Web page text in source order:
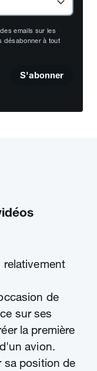
emails sur les
désabonner à tout
S'abonner
relativement
de
sur ses
la première
avion.
sa position de